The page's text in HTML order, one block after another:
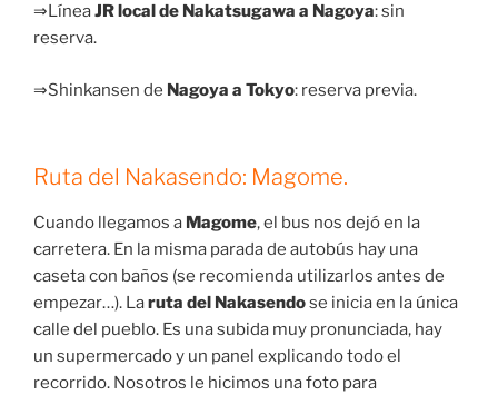
⇒LíneaJR local de Nakatsugawa a Nagoya: sin
reserva.
⇒Shinkansen de Nagoya a Tokyo: reserva previa.
Ruta del Nakasendo: Magome.
Cuando llegamos a Magome, el bus nos dejó en la
carretera. En la misma parada de autobús hay una
caseta con baños (se recomienda utilizarlos antes de
empezar…). Laruta del Nakasendose inicia en la única
calle del pueblo. Es una subida muy pronunciada, hay
un supermercado y un panel explicando todo el
recorrido. Nosotros le hicimos una foto para